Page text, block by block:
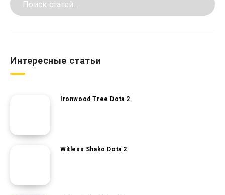
Интересные статьи
Ironwood Tree Dota 2
Witless Shako Dota 2